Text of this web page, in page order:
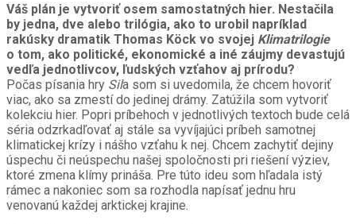
Váš plán je vytvoriť osem samostatných hier. Nestačila
by jedna, dve alebo trilógia, ako to urobil napríklad
rakúsky dramatik Thomas Köck vo svojej Klimatrilogie
o tom, ako politické, ekonomické a iné záujmy devastujú
vedľa jednotlivcov, ľudských vzťahov aj prírodu?
Počas písania hry Sila som si uvedomila, že chcem hovoriť
viac, ako sa zmestí do jedinej drámy. Zatúžila som vytvoriť
kolekciu hier. Popri príbehoch v jednotlivých textoch bude celá
séria odzrkadľovať aj stále sa vyvíjajúci príbeh samotnej
klimatickej krízy i nášho vzťahu k nej. Chcem zachytiť dejiny
úspechu či neúspechu našej spoločnosti pri riešení výziev,
ktoré zmena klímy prináša. Pre túto ideu som hľadala istý
rámec a nakoniec som sa rozhodla napísať jednu hru
venovanú každej arktickej krajine.